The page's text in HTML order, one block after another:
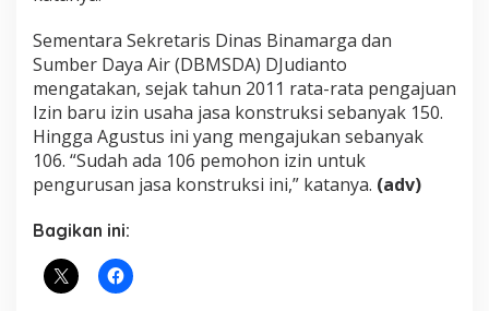
Sementara Sekretaris Dinas Binamarga dan
Sumber Daya Air (DBMSDA) DJudianto
mengatakan, sejak tahun 2011 rata-rata pengajuan
Izin baru izin usaha jasa konstruksi sebanyak 150.
Hingga Agustus ini yang mengajukan sebanyak
106. “Sudah ada 106 pemohon izin untuk
pengurusan jasa konstruksi ini,” katanya. (adv)
Bagikan ini: